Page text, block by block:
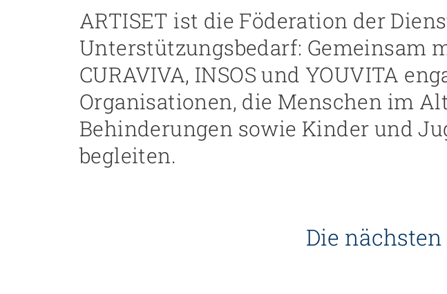
ARTISET ist die Föderation der
Unterstützungsbedarf: Gemeinsam
CURAVIVA, INSOS und YOUVITA
Organisationen, die Menschen im
Behinderungen sowie Kinder und
begleiten.
Die